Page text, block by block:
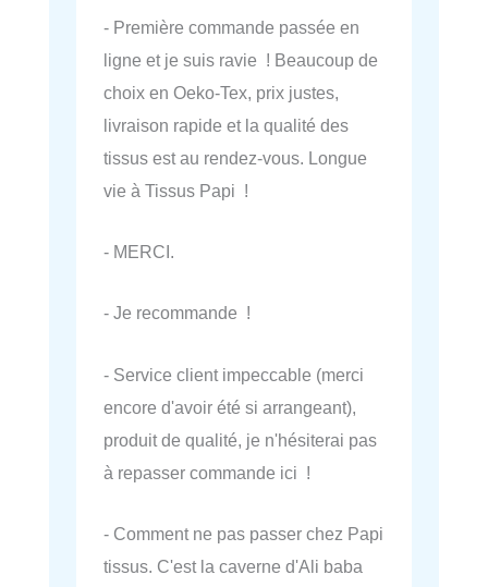
- Première commande passée en
ligne et je suis ravie ! Beaucoup de
choix en Oeko-Tex, prix justes,
livraison rapide et la qualité des
tissus est au rendez-vous. Longue
vie à Tissus Papi !
- MERCI.
- Je recommande !
- Service client impeccable (merci
encore d'avoir été si arrangeant),
produit de qualité, je n'hésiterai pas
à repasser commande ici !
- Comment ne pas passer chez Papi
tissus. C'est la caverne d'Ali baba